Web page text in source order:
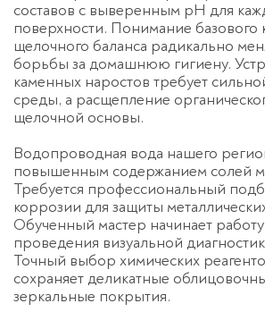
составов с выверенным pH для
поверхности. Понимание базового
щелочного баланса радикально
борьбы за домашнюю гигиену.
каменных наростов требует
среды, а расщепление
щелочной основы.
Водопроводная вода нашего
повышенным содержанием солей
Требуется профессиональный
коррозии для защиты
Обученный мастер начинает
проведения визуальной
Точный выбор химических
сохраняет деликатные
зеркальные покрытия.